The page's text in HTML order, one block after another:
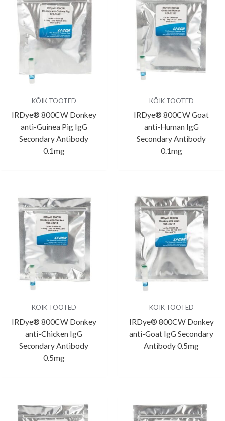
KÕIK TOOTED
IRDye® 800CW Donkey
anti-Guinea Pig IgG
Secondary Antibody
0.1mg
KÕIK TOOTED
IRDye® 800CW Goat
anti-Human IgG
Secondary Antibody
0.1mg
KÕIK TOOTED
IRDye® 800CW Donkey
anti-Chicken IgG
Secondary Antibody
0.5mg
KÕIK TOOTED
IRDye® 800CW Donkey
anti-Goat IgG Secondary
Antibody 0.5mg